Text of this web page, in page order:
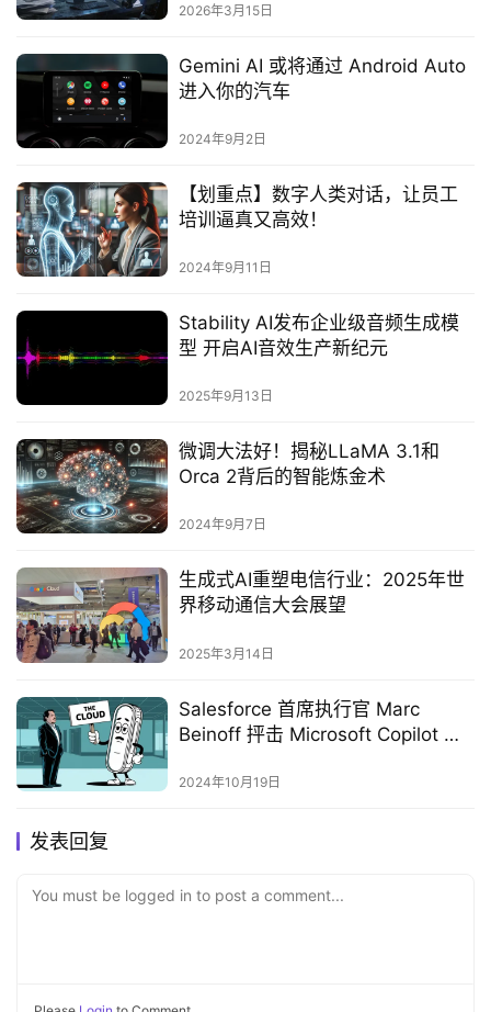
2026年3月15日
Gemini AI 或将通过 Android Auto
进入你的汽车
2024年9月2日
【划重点】数字人类对话，让员工
培训逼真又高效！
2024年9月11日
Stability AI发布企业级音频生成模
型 开启AI音效生产新纪元‌
2025年9月13日
微调大法好！揭秘LLaMA 3.1和
Orca 2背后的智能炼金术
2024年9月7日
生成式AI重塑电信行业：2025年世
界移动通信大会展望
2025年3月14日
Salesforce 首席执行官 Marc
Beinoff 抨击 Microsoft Copilot 为
2024年10月19日
发表回复
You must be logged in to post a comment...